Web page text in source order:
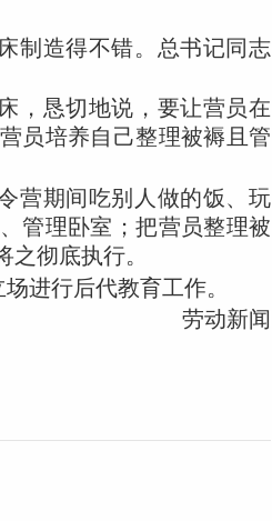
制造得不错。总书记同志
，恳切地说，要让营员在
员培养自己整理被褥且管
营期间吃别人做的饭、玩
管理卧室；把营员整理被
彻底执行。
进行后代教育工作。
劳动新闻